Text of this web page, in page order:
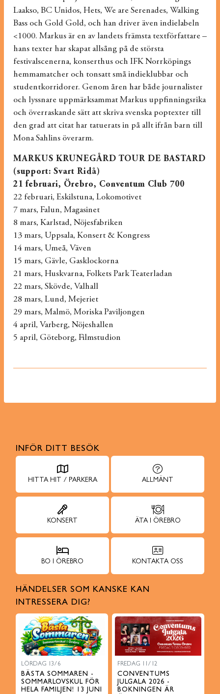
Laakso, BC Unidos, Hets, We are Serenades, Walking
Bass och Gold Gold, och han driver även indielabeln
<1000. Markus är en av landets främsta textförfattare –
hans texter har skapat allsång på de största
festivalscenerna, konserthus och IFK Norrköpings
hemmamatcher och tonsatt små indieklubbar och
studentkorridorer. Genom åren har både journalister
och lyssnare uppmärksammat Markus uppfinningsrika
och överraskande sätt att skriva svenska poptexter till
den grad att citat har tatuerats in på allt ifrån barn till
Mona Sahlins överarm.
MARKUS KRUNEGÅRD TOUR DE BASTARD
(support: Svart Ridå)
21 februari, Örebro, Conventum Club 700
22 februari, Eskilstuna, Lokomotivet
7 mars, Falun, Magasinet
8 mars, Karlstad, Nöjesfabriken
13 mars, Uppsala, Konsert & Kongress
14 mars, Umeå, Väven
15 mars, Gävle, Gasklockorna
21 mars, Huskvarna, Folkets Park Teaterladan
22 mars, Skövde, Valhall
28 mars, Lund, Mejeriet
29 mars, Malmö, Moriska Paviljongen
4 april, Varberg, Nöjeshallen
5 april, Göteborg, Filmstudion
INFÖR DITT BESÖK
HITTA HIT / PARKERA ALLMÄNT
KONSERT ÄTA I ÖREBRO
BO I ÖREBRO KONTAKTA OSS
HÄNDELSER SOM KANSKE KAN
INTRESSERA DIG?
LÖRDAG 13/6
BÄSTA SOMMAREN -
SOMMARLOVSKUL FÖR
HELA FAMILJEN! 13 JUNI
FREDAG 11/12
CONVENTUMS
JULGALA 2026 -
BOKNINGEN ÄR